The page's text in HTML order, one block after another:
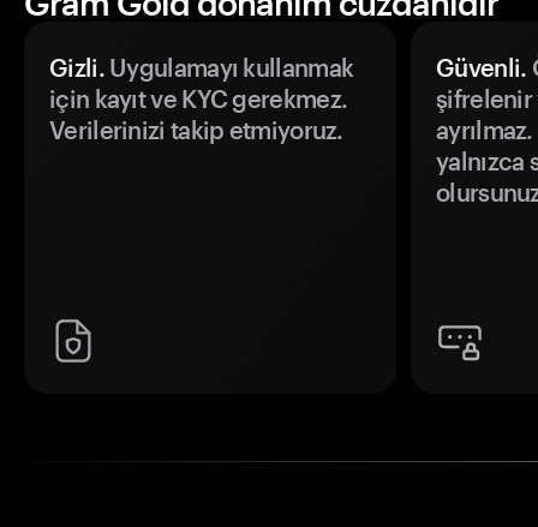
Gizli.Uygulamayı kullanmak
için kayıt ve KYC gerekmez.
Verilerinizi takip etmiyoruz.
Güvenli.
şifrelenir
yalnızca